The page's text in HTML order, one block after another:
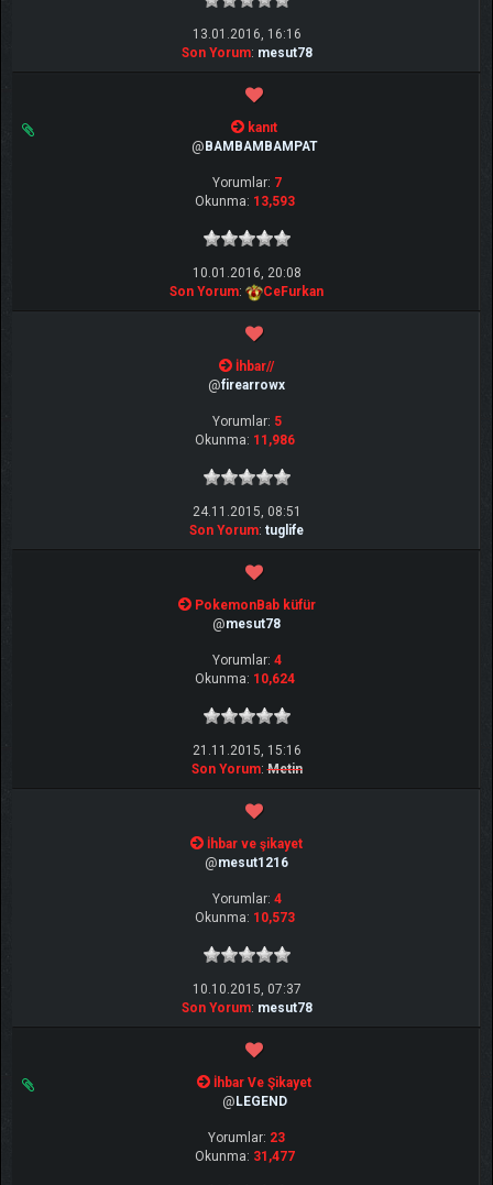
13.01.2016, 16:16
Son Yorum: mesut78
kanıt
@ BAMBAMBAMPAT
Yorumlar: 7
Okunma: 13,593
10.01.2016, 20:08
Son Yorum: CeFurkan
İhbar//
@firearrowx
Yorumlar: 5
Okunma: 11,986
24.11.2015, 08:51
Son Yorum: tuglife
PokemonBab küfür
@mesut78
Yorumlar: 4
Okunma: 10,624
21.11.2015, 15:16
Son Yorum:Metin
İhbar ve şikayet
@mesut1216
Yorumlar: 4
Okunma: 10,573
10.10.2015, 07:37
Son Yorum: mesut78
İhbar Ve Şikayet
@ LEGEND
Yorumlar: 23
Okunma: 31,477